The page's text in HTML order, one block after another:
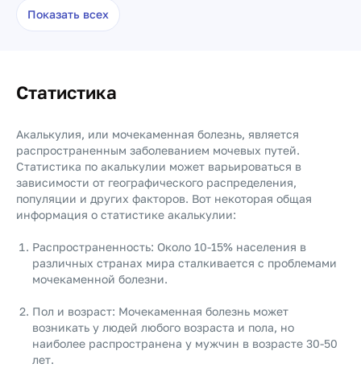
Показать всех
Статистика
Акалькулия, или мочекаменная болезнь, является
распространенным заболеванием мочевых путей.
Статистика по акалькулии может варьироваться в
зависимости от географического распределения,
популяции и других факторов. Вот некоторая общая
информация о статистике акалькулии:
Распространенность: Около 10-15% населения в
различных странах мира сталкивается с проблемами
мочекаменной болезни.
Пол и возраст: Мочекаменная болезнь может
возникать у людей любого возраста и пола, но
наиболее распространена у мужчин в возрасте 30-50
лет.